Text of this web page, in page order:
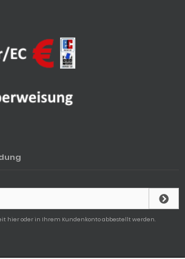
hier oder in Ihrem Kundenkonto abbestellt werden.